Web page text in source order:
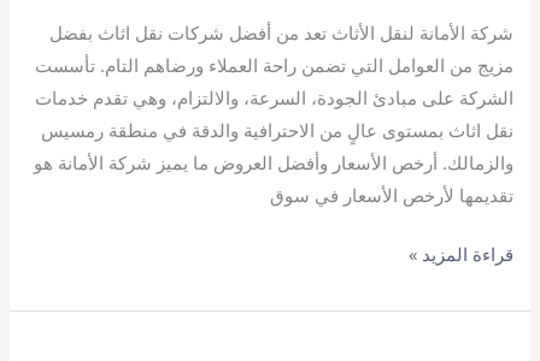
شركة الأمانة لنقل الأثاث تعد من أفضل شركات نقل اثاث بفضل
مزيج من العوامل التي تضمن راحة العملاء ورضاهم التام. تأسست
الشركة على مبادئ الجودة، السرعة، والالتزام، وهي تقدم خدمات
نقل اثاث بمستوى عالٍ من الاحترافية والدقة في منطقة رمسيس
والزمالك. أرخص الأسعار وأفضل العروض ما يميز شركة الأمانة هو
تقديمها لأرخص الأسعار في سوق
افضل
نقل
قراءة المزيد »